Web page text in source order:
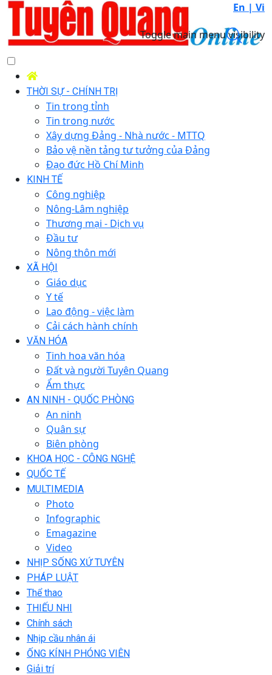
En | Vi
Toggle main menu visibility
THỜI SỰ - CHÍNH TRỊ
Tin trong tỉnh
Tin trong nước
Xây dựng Đảng - Nhà nước - MTTQ
Bảo vệ nền tảng tư tưởng của Đảng
Đạo đức Hồ Chí Minh
KINH TẾ
Công nghiệp
Nông-Lâm nghiệp
Thương mại - Dịch vụ
Đầu tư
Nông thôn mới
XÃ HỘI
Giáo dục
Y tế
Lao động - việc làm
Cải cách hành chính
VĂN HÓA
Tinh hoa văn hóa
Đất và người Tuyên Quang
Ẩm thực
AN NINH - QUỐC PHÒNG
An ninh
Quân sự
Biên phòng
KHOA HỌC - CÔNG NGHỆ
QUỐC TẾ
MULTIMEDIA
Photo
Infographic
Emagazine
Video
NHỊP SỐNG XỨ TUYÊN
PHÁP LUẬT
Thể thao
THIẾU NHI
Chính sách
Nhịp cầu nhân ái
ỐNG KÍNH PHÓNG VIÊN
Giải trí